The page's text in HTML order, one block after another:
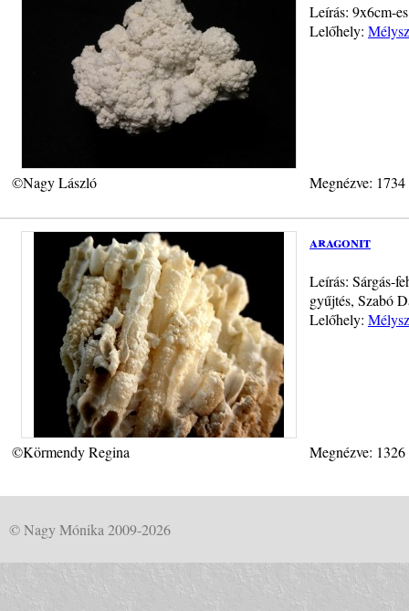
Leírás: 9x6cm-
Lelőhely:
©Nagy László Megnézve:
aragonit
Leírás: Sárgás-
gyűjtés, Szabó
Lelőhely:
©Körmendy Regina Megnézve:
© Nagy Mónika 2009-2026